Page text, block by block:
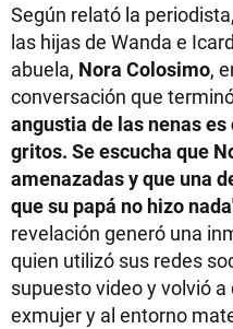
Según relató la
las hijas de Wanda e
abuela, Nora Colosimo,
conversación que
angustia de las nenas
gritos. Se escucha que
amenazadas y que una
que su papá no hizo
revelación generó una
quien utilizó sus redes
supuesto video y volvió
exmujer y al entorno